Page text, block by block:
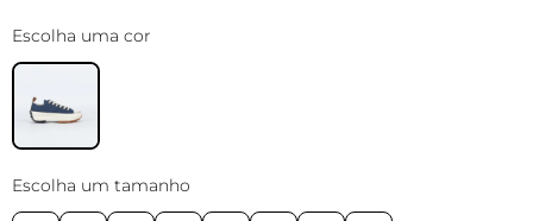
Escolha uma cor
Escolha um tamanho